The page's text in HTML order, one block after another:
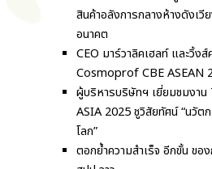
สินค้าอลังการกลางห้างดังเ
อนาคต
CEO มาร์วาลิคเฮลท์ และวิ้ง
Cosmoprof CBE ASEAN
ผู้บริหารบริษัทฯ เยี่ยมชมงา
ASIA 2025 ชูวิสัยทัศน์ “นวัต
โลก”
ตอกย้ำความสำเร็จ อีกขั้น ขอ